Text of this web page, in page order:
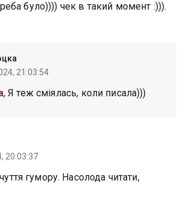
було)))) чек в такий момент :))).
21:03:54
, Я теж сміялась, коли писала)))
20:03:37
гумору. Насолода читати,